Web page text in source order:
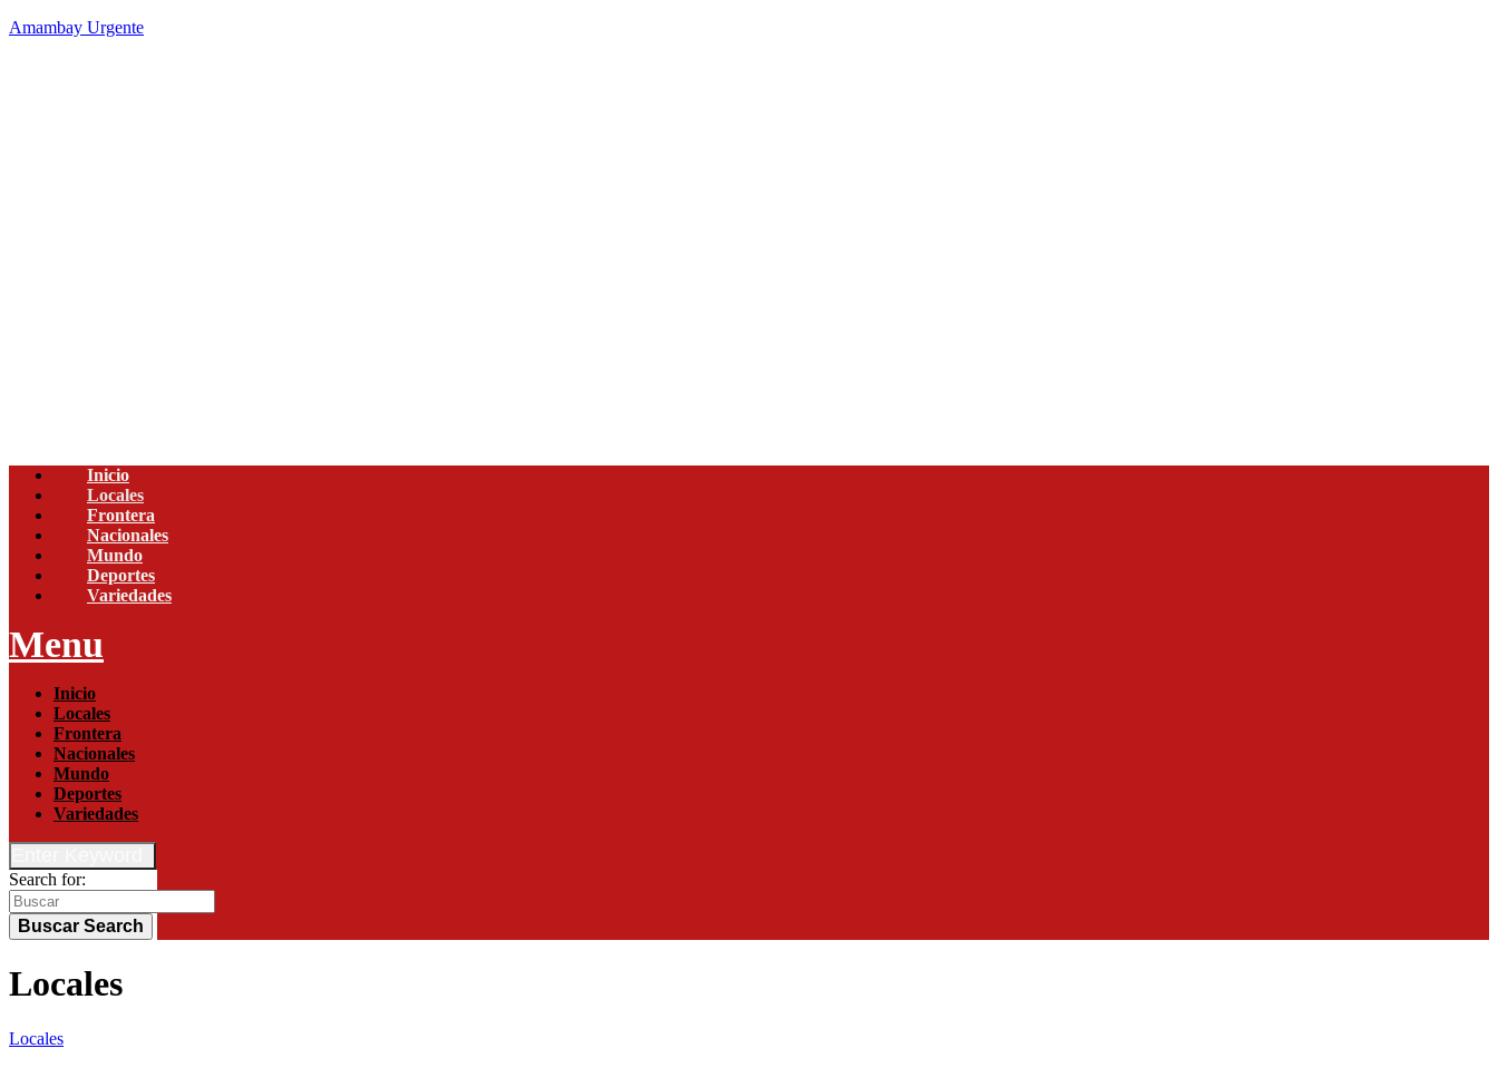
Amambay Urgente
Inicio
Locales
Frontera
Nacionales
Mundo
Deportes
Variedades
Menu
Inicio
Locales
Frontera
Nacionales
Mundo
Deportes
Variedades
Search for:
Buscar Search
Locales
Locales